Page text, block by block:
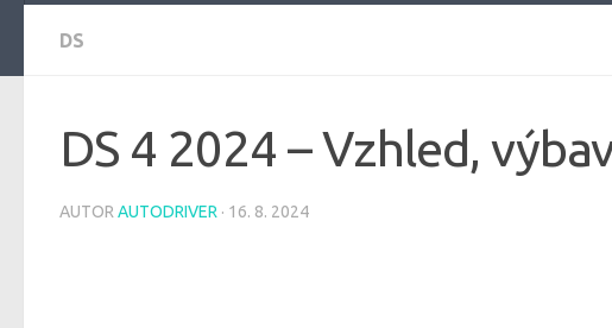
DS
DS 4 2024 – Vzhled,
AUTOR AUTODRIVER · 16. 8. 2024